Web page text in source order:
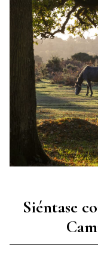
Siéntase